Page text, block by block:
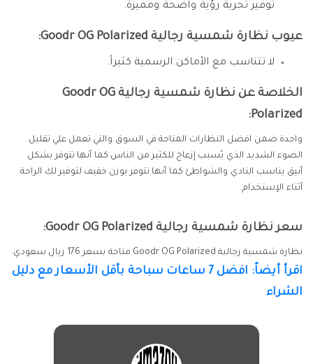
توفير تجرية رؤية واضحة ومميزة.
عيوب نظارة شمسية رجالية Goodr OG Polarized:
لا تتناسب مع الأماكن الرسمية كثيراً.
الخلاصة عن نظارة شمسية رجالية Goodr OG
Polarized:
واحدة ضمن افضل النظارات المتاحة في السوق والتي تعمل علي تقليل
الضوء الشديد الذي يُسبب إزعاج للكثير من الناس كما أنها تتوفر بشكل
أنيق يناسب النادي والشواطئ كما أنها تتوفر بوزن خفيف لتوفير لك الراحة
أثناء الإستخدام.
سعر نظارة شمسية رجالية Goodr OG Polarized:
نظارة شمسية رجالية Goodr OG Polarized متاحة بسعر 176 ريال سعودي.
اقرأ أيضاً: افضل 7 ساعات سباحة بأقل الأسعار
مع دليل
الشراء